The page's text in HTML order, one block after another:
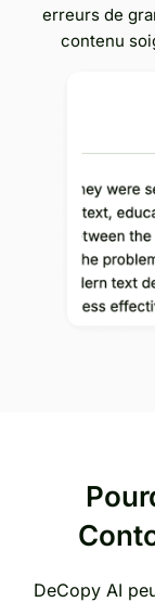
erreurs de
contenu
DeCopy AI